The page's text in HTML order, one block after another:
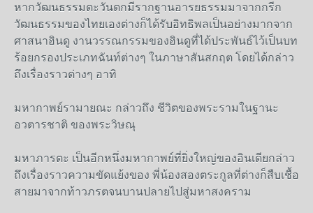
หากวัฒนธรรมตะวันตกมีรากฐานอารยธรรมมาจากกรีก
วัฒนธรรมของไทยเองต่างก็ได้รับอิทธิพลเป็นอย่างมากจาก
ศาสนาฮินดู งานวรรณกรรมของฮินดูที่ได้ประพันธ์ไว้เป็นบท
ร้อยกรองประเภทฉันท์ต่างๆ ในภาษาสันสกฤต โดยได้กล่าว
ถึงเรื่องราวต่างๆ อาทิ
มหากาพย์รามายณะ กล่าวถึง ชีวิตของพระรามในฐานะ
อวตารชาติ ของพระวิษณุ
มหาภารตะ เป็นอีกหนึ่งมหากาพย์ที่ยิ่งใหญ่ของอินเดียกล่าว
ถึงเรื่องราวความขัดแย้งของ พี่น้องสองตระกูลที่ต่างก็สืบเชื้อ
สายมาจากท้าวภรตจนบานปลายไปสู่มหาสงคราม